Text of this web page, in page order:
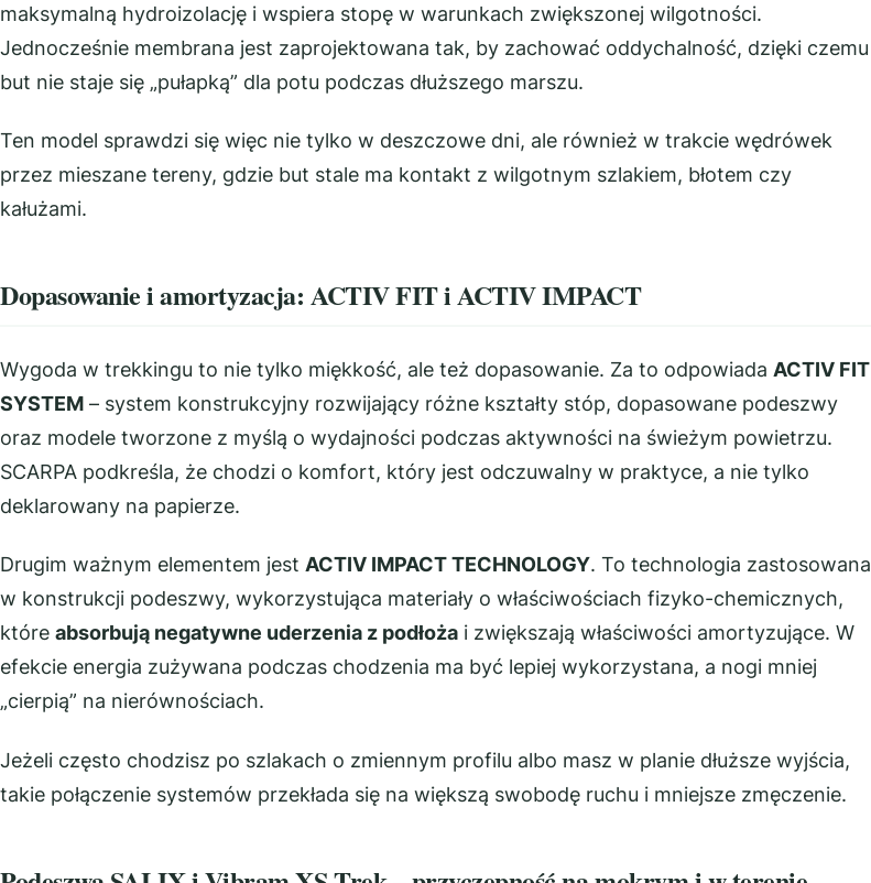
maksymalną hydroizolację i wspiera stopę w warunkach zwiększonej wilgotności.
Jednocześnie membrana jest zaprojektowana tak, by zachować oddychalność, dzięki czemu
but nie staje się „pułapką” dla potu podczas dłuższego marszu.
Ten model sprawdzi się więc nie tylko w deszczowe dni, ale również w trakcie wędrówek
przez mieszane tereny, gdzie but stale ma kontakt z wilgotnym szlakiem, błotem czy
kałużami.
Dopasowanie i amortyzacja: ACTIV FIT i ACTIV IMPACT
Wygoda w trekkingu to nie tylko miękkość, ale też dopasowanie. Za to odpowiada ACTIV FIT
SYSTEM – system konstrukcyjny rozwijający różne kształty stóp, dopasowane podeszwy
oraz modele tworzone z myślą o wydajności podczas aktywności na świeżym powietrzu.
SCARPA podkreśla, że chodzi o komfort, który jest odczuwalny w praktyce, a nie tylko
deklarowany na papierze.
Drugim ważnym elementem jest ACTIV IMPACT TECHNOLOGY. To technologia zastosowana
w konstrukcji podeszwy, wykorzystująca materiały o właściwościach fizyko-chemicznych,
które absorbują negatywne uderzenia z podłoża i zwiększają właściwości amortyzujące. W
efekcie energia zużywana podczas chodzenia ma być lepiej wykorzystana, a nogi mniej
„cierpią” na nierównościach.
Jeżeli często chodzisz po szlakach o zmiennym profilu albo masz w planie dłuższe wyjścia,
takie połączenie systemów przekłada się na większą swobodę ruchu i mniejsze zmęczenie.